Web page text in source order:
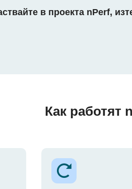
в проекта nPerf,
Как работят